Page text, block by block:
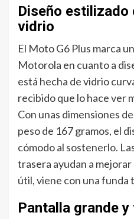
Diseño estilizado
vidrio
El Moto G6 Plus marca
Motorola en cuanto a
está hecha de vidrio
recibido que lo hace ver
Con unas dimensiones
peso de 167 gramos, el
cómodo al sostenerlo.
trasera ayudan a
útil, viene con una
Pantalla grande